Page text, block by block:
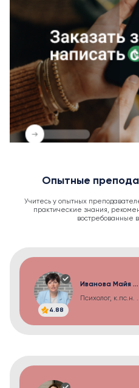
Опытные
Учитесь у опытных
практические знания,
востребованные
4.88
Иванова Майя ...
Психолог, к.пс.н.